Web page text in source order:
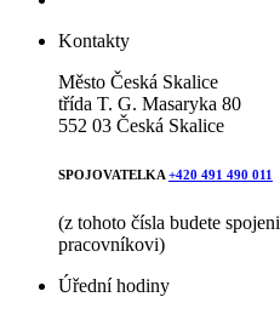
Kontakty
Město Česká Skalice
třída T. G. Masaryka 80
552 03 Česká Skalice
SPOJOVATELKA +420 491 490 011
(z tohoto čísla budete
pracovníkovi)
Úřední hodiny